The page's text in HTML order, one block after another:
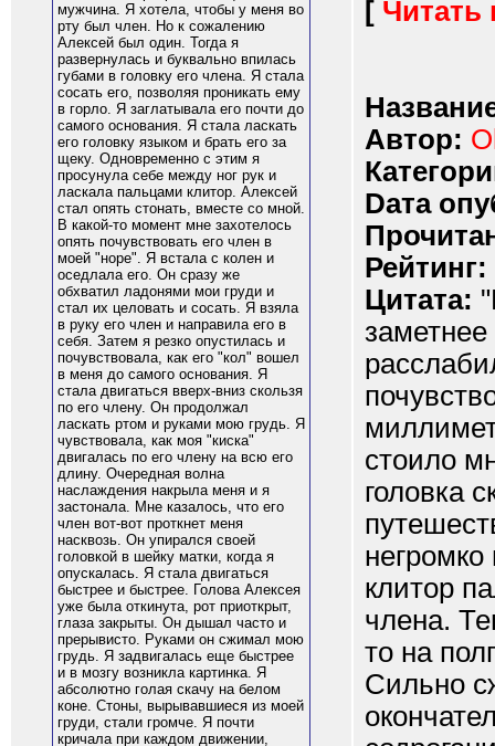
мужчина. Я хотела, чтобы у меня во
рту был член. Но к сожалению
Алексей был один. Тогда я
развернулась и буквально впилась
губами в головку его члена. Я стала
сосать его, позволяя проникать ему
в горло. Я заглатывала его почти до
самого основания. Я стала ласкать
его головку языком и брать его за
щеку. Одновременно с этим я
просунула себе между ног рук и
ласкала пальцами клитор. Алексей
стал опять стонать, вместе со мной.
В какой-то момент мне захотелось
опять почувствовать его член в
моей "норе". Я встала с колен и
оседлала его. Он сразу же
обхватил ладонями мои груди и
стал их целовать и сосать. Я взяла
в руку его член и направила его в
себя. Затем я резко опустилась и
почувствовала, как его "кол" вошел
в меня до самого основания. Я
стала двигаться вверх-вниз скользя
по его члену. Он продолжал
ласкать ртом и руками мою грудь. Я
чувствовала, как моя "киска"
двигалась по его члену на всю его
длину. Очередная волна
наслаждения накрыла меня и я
застонала. Мне казалось, что его
член вот-вот проткнет меня
насквозь. Он упирался своей
головкой в шейку матки, когда я
опускалась. Я стала двигаться
быстрее и быстрее. Голова Алексея
уже была откинута, рот приоткрыт,
глаза закрыты. Он дышал часто и
прерывисто. Руками он сжимал мою
грудь. Я задвигалась еще быстрее
и в мозгу возникла картинка. Я
абсолютно голая скачу на белом
коне. Стоны, вырывавшиеся из моей
груди, стали громче. Я почти
кричала при каждом движении,
[ Читать
Автор:
Dата
Рейтинг:
Цитата:
стоило
головка
клитор
члена.
то на
Сильно